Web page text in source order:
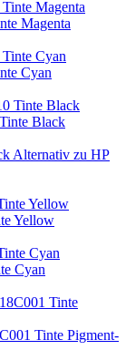
Magenta
Cyan
Black
Alternativ zu HP
Yellow
Cyan
Tinte Pigment-